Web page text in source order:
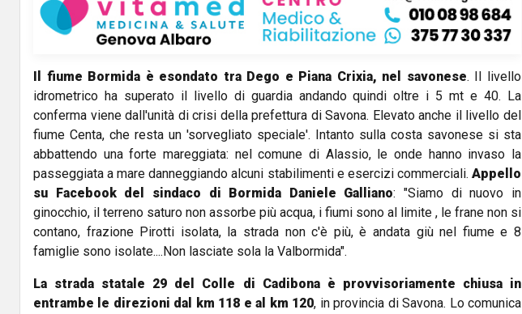
Il fiume Bormida è esondato tra Dego e Piana Crixia, nel savonese. Il livello
idrometrico ha superato il livello di guardia andando quindi oltre i 5 mt e 40. La
conferma viene dall'unità di crisi della prefettura di Savona. Elevato anche il livello del
fiume Centa, che resta un 'sorvegliato speciale'. Intanto sulla costa savonese si sta
abbattendo una forte mareggiata: nel comune di Alassio, le onde hanno invaso la
passeggiata a mare danneggiando alcuni stabilimenti e esercizi commerciali. Appello
su Facebook del sindaco di Bormida Daniele Galliano: "Siamo di nuovo in
ginocchio, il terreno saturo non assorbe più acqua, i fiumi sono al limite , le frane non si
contano, frazione Pirotti isolata, la strada non c'è più, è andata giù nel fiume e 8
famiglie sono isolate....Non lasciate sola la Valbormida".
La strada statale 29 del Colle di Cadibona è provvisoriamente chiusa in
entrambe le direzioni dal km 118 e al km 120, in provincia di Savona. Lo comunica